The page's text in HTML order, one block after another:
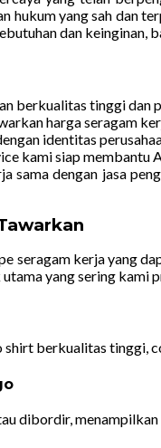
hukum yang sah dan
dan keinginan,
berkualitas tinggi dan
harga seragam
identitas
kami siap membantu
sama dengan jasa
seragam kerja yang
yang sering kami
berkualitas tinggi,
dibordir,